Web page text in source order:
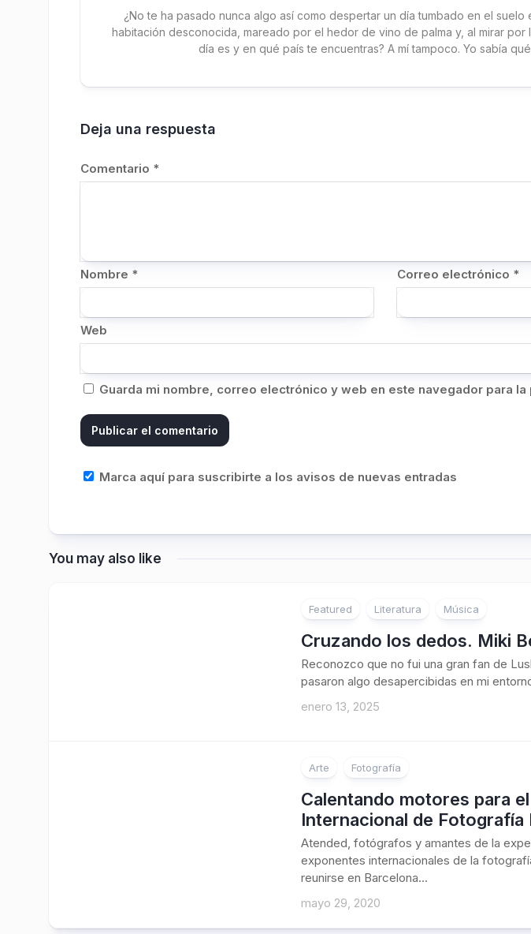
¿No te ha pasado nunca algo así como despertar un día tumbado en el suelo
habitación desconocida, mareado por el hedor de vino de palma y, al mirar por
día es y en qué país te encuentras? A mí tampoco. Yo sabía
Deja una respuesta
Comentario *
Nombre * Correo electrónico *
Web
Guarda mi nombre, correo electrónico y web en este navegador para
Marca aquí para suscribirte a los avisos de nuevas entradas
You may also like
Featured Literatura Música
Cruzando los dedos. Miki
Reconozco que no fui una gran fan de
pasaron algo desapercibidas en mi
enero 13, 2025
Arte Fotografía
Calentando motores para
Internacional de Fotografía
Atended, fotógrafos y amantes de la
exponentes internacionales de la
reunirse en Barcelona...
mayo 29, 2020